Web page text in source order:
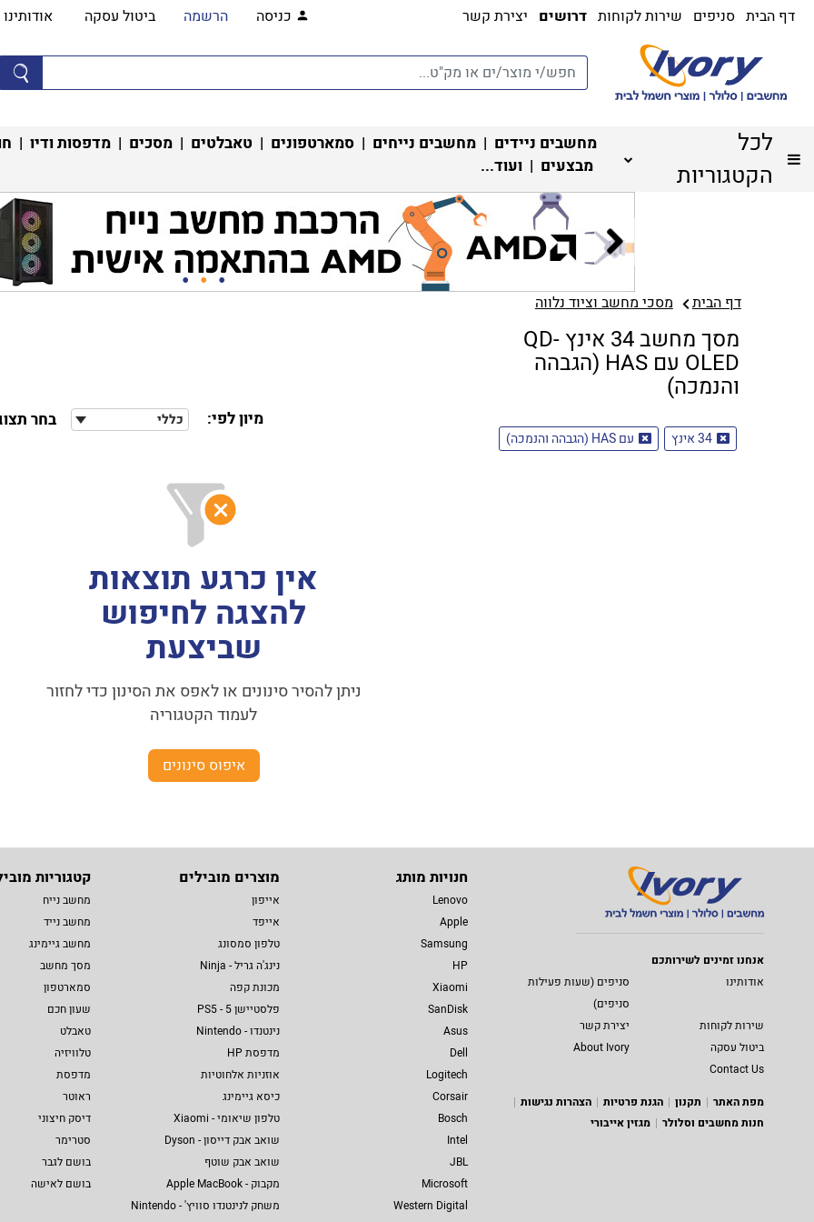
דף הבית סניפים שירות לקוחות דרושים יצירת קשר כניסה הרשמה ביטול עסקה אודותינו
לכל
הקטגוריות
מחשבים ניידים | מחשבים נייחים | סמארטפונים | טאבלטים | מסכים | מדפסות ודיו |
מבצעים | ועוד...
דף הבית מסכי מחשב וציוד נלווה
מסך מחשב 34 אינץ QD-
OLED עם HAS (הגבהה
והנמכה)
מיון לפי: כללי בחר
34 אינץ עם HAS (הגבהה והנמכה)
אין כרגע תוצאות
להצגה לחיפוש
שביצעת
ניתן להסיר סינונים או לאפס את הסינון כדי לחזור
לעמוד הקטגוריה
איפוס סינונים
אנחנו זמינים לשירותכם
אודותינו
סניפים (שעות פעילות
סניפים)
שירות לקוחות
יצירת קשר
ביטול עסקה
About Ivory
Contact Us
מפת האתר
תקנון הגנת פרטיות
הצהרות נגישות
חנות מחשבים וסלולר
מגזין אייבורי
חנויות מותג
Lenovo
Apple
Samsung
HP
Xiaomi
SanDisk
Asus
Dell
Logitech
Corsair
Bosch
Intel
JBL
Microsoft
Western Digital
מוצרים מובילים
אייפון
אייפד
טלפון סמסונג
נינג'ה גריל - Ninja
מכונת קפה
פלסטיישן 5 - PS5
נינטנדו - Nintendo
מדפסת HP
אוזניות אלחוטיות
כיסא גיימינג
טלפון שיאומי - Xiaomi
שואב אבק דייסון - Dyson
שואב אבק שוטף
מקבוק - Apple MacBook
משחק לנינטנדו סוויץ' - Nintendo
קטגוריות
מחשב נייח
מחשב נייד
מחשב גיימינג
מסך מחשב
סמארטפון
שעון חכם
טאבלט
טלוויזיה
מדפסת
ראוטר
דיסק חיצוני
סטרימר
בושם לגבר
בושם לאישה